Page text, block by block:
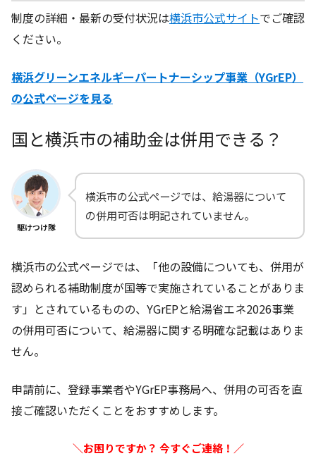
制度の詳細・最新の受付状況は横浜市公式サイトでご確認
ください。
横浜グリーンエネルギーパートナーシップ事業（YGrEP）
の公式ページを見る
国と横浜市の補助金は併用できる？
駆けつけ隊
横浜市の公式ページでは、給湯器について
の併用可否は明記されていません。
横浜市の公式ページでは、「他の設備についても、併用が
認められる補助制度が国等で実施されていることがありま
す」とされているものの、YGrEPと給湯省エネ2026事業
の併用可否について、給湯器に関する明確な記載はありま
せん。
申請前に、登録事業者やYGrEP事務局へ、併用の可否を直
接ご確認いただくことをおすすめします。
＼お困りですか？ 今すぐご連絡！／